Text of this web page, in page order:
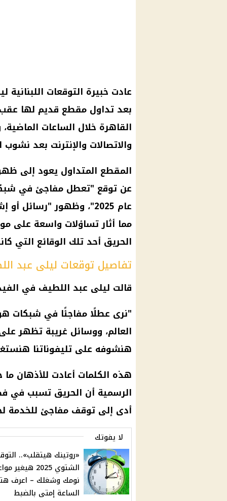
عادت خبيرة التوقعات
بعد تداول مقطع قديم لها
القاهرة خلال الساعات
والاتصالات والإنترنت بعد
المقطع المتداول يعود إلى
عن توقع "تعطل مفاجئ في
عام 2025"، وظهور
مما أثار تساؤلات واسعة على
الحريق أحد تلك الوقائع التي
تفاصيل توقعات ليلى عبد
قالت ليلى عبد اللطيف في
"نرى عطلًا مفاجئًا في شبكات
العالم، ووسائل غريبة تظهر
هنشوفه على تليفوناتنا
هذه الكلمات أعادت للأذهان
الرسمية أن الحريق تسبب في
أدى إلى توقف مفاجئ للخدمة
لا يفوتك
«روتينك هيتقلب»..
الشتوي 2025 هيغير
نومك وشغلك – اعرف
الساعة إمتى بالضبط